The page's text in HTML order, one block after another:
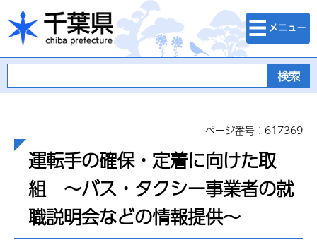
千葉県
検索・メニュ
ー
ページ番号：617369
運転手の確保・定着に向けた取
組 ～バス・タクシー事業者の就
職説明会などの情報提供～